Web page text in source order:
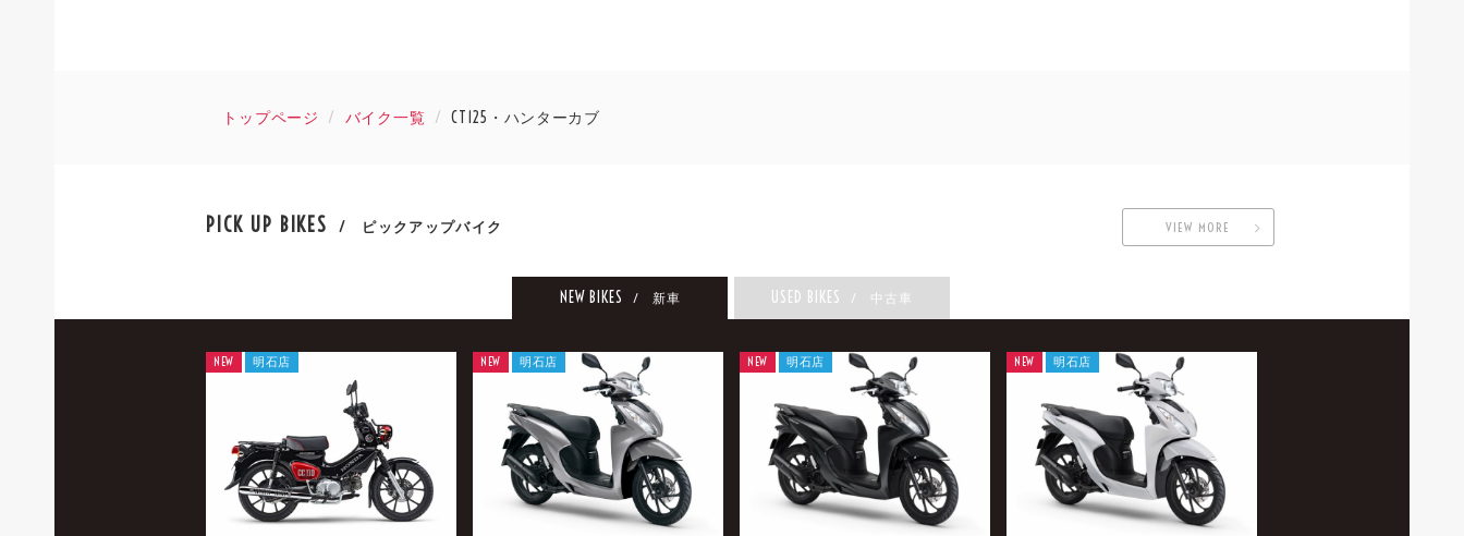
トップページ バイク一覧 CT125・ハンターカブ
PICK UP BIKES / ピックアップバイク VIEW MORE
NEW BIKES / 新車 USED BIKES / 中古車
NEW 明石店 NEW 明石店 NEW 明石店 NEW 明石店